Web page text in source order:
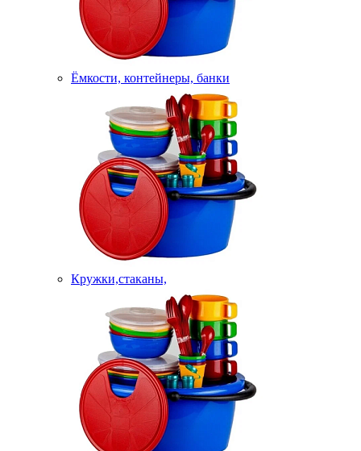
Ёмкости, контейнеры, банки
Кружки,стаканы,